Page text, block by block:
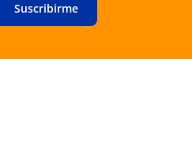
Suscribirme